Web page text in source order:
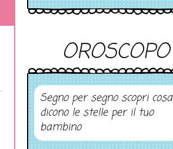
OROSCOPO
Segno per segno scopri cosa
dicono le stelle per il tuo
bambino